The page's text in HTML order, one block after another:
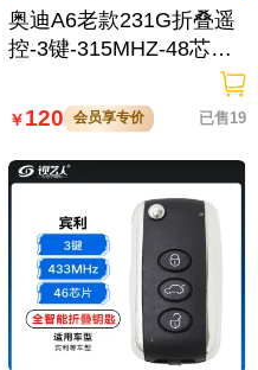
奥迪A6老款231G折叠遥
控-3键-315MHZ-48芯片
￥120 会员享专价 已售19